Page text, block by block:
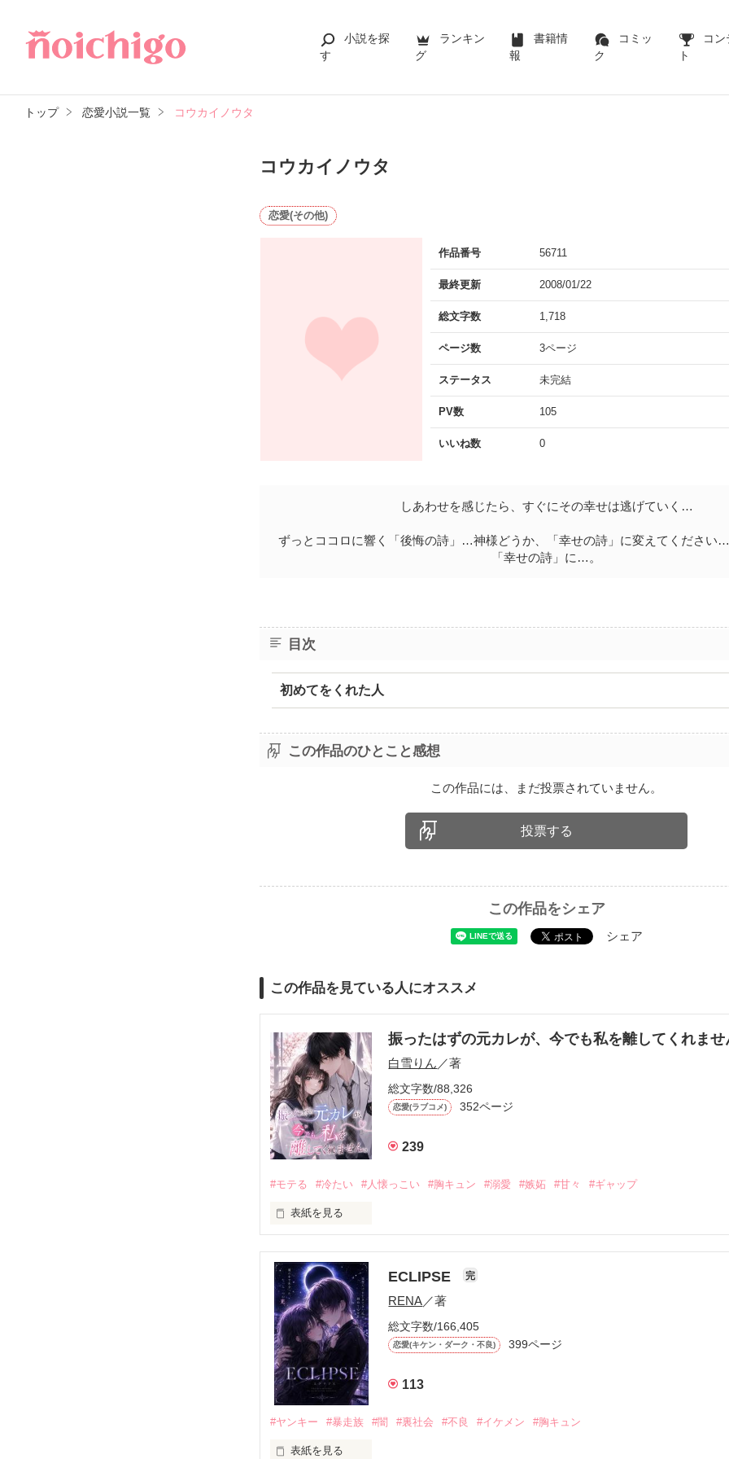
小説を探
す
ランキン
グ
書籍情
報
コミッ
ク
コン
ト
トップ 恋愛小説一覧 コウカイノウタ
コウカイノウタ
恋愛(その他)
作品番号 56711
最終更新 2008/01/22
総文字数 1,718
ページ数 3ページ
ステータス 未完結
PV数 105
いいね数 0
しあわせを感じたら、すぐにその幸せは逃げていく…
ずっとココロに響く「後悔の詩」…神様どうか、「幸せの詩」に変えてください
「幸せの詩」に…。
目次
初めてをくれた人
この作品のひとこと感想
この作品には、まだ投票されていません。
投票する
この作品をシェア
シェア
この作品を見ている人にオススメ
振ったはずの元カレが、今でも私を離してくれませ
白雪りん ／著
総文字数/88,326
恋愛(ラブコメ) 352ページ
239
#モテる #冷たい #人懐っこい #胸キュン #溺愛 #嫉妬 #甘々 #ギャップ
表紙を見る
モテる人を好きになるのが怖かった。
だから私は、中学時代に大好きだった彼を自分から振った。
もう会うことはないと思っていたのに、
高校生になって再会した彼は、隣の学校で”王子様”と呼ばれる人気者になっていた。
他の女の子には冷たいのに
ECLIPSE 完
RENA／著
総文字数/166,405
恋愛(キケン・ダーク・不良) 399ページ
113
#ヤンキー #暴走族 #闇 #裏社会 #不良 #イケメン #胸キュン
表紙を見る